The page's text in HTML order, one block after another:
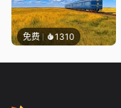
免费 1310